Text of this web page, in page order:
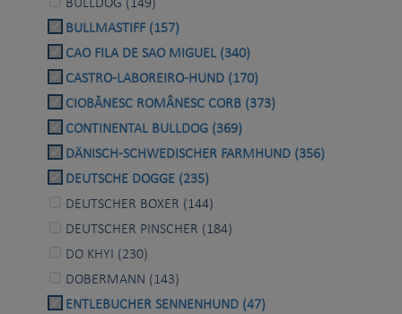
BULLDOG (149)
BULLMASTIFF (157)
CAO FILA DE SAO MIGUEL (340)
CASTRO-LABOREIRO-HUND (170)
CIOBĂNESC ROMÂNESC CORB (373)
CONTINENTAL BULLDOG (369)
DÄNISCH-SCHWEDISCHER FARMHUND (356)
DEUTSCHE DOGGE (235)
DEUTSCHER BOXER (144)
DEUTSCHER PINSCHER (184)
DO KHYI (230)
DOBERMANN (143)
ENTLEBUCHER SENNENHUND (47)